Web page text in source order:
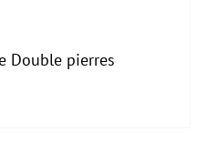
Double pierres